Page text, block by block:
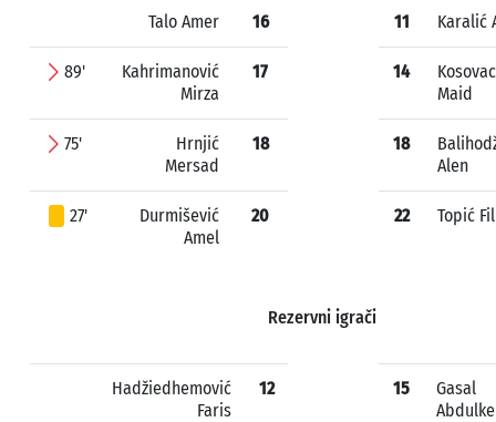
Talo Amer 16
89'
Kahrimanović
Mirza
17
75'
Hrnjić
Mersad
18
27'
Durmišević
Amel
20
11 Karalić
14
Kosovac
Maid
18
Alen
22 Topić
Rezervni igrači
Hadžiedhemović
Faris
12 15
Gasal